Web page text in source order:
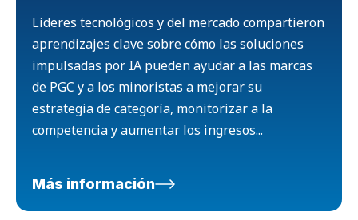
Líderes tecnológicos y del mercado compartieron
aprendizajes clave sobre cómo las soluciones
impulsadas por IA pueden ayudar a las marcas
de PGC y a los minoristas a mejorar su
estrategia de categoría, monitorizar a la
competencia y aumentar los ingresos...
Más información